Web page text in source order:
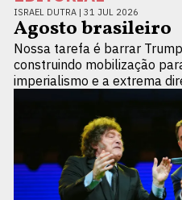
ISRAEL DUTRA | 31 JUL 2026
Agosto brasileiro
Nossa tarefa é barrar
construindo mobilização
imperialismo e a extrema